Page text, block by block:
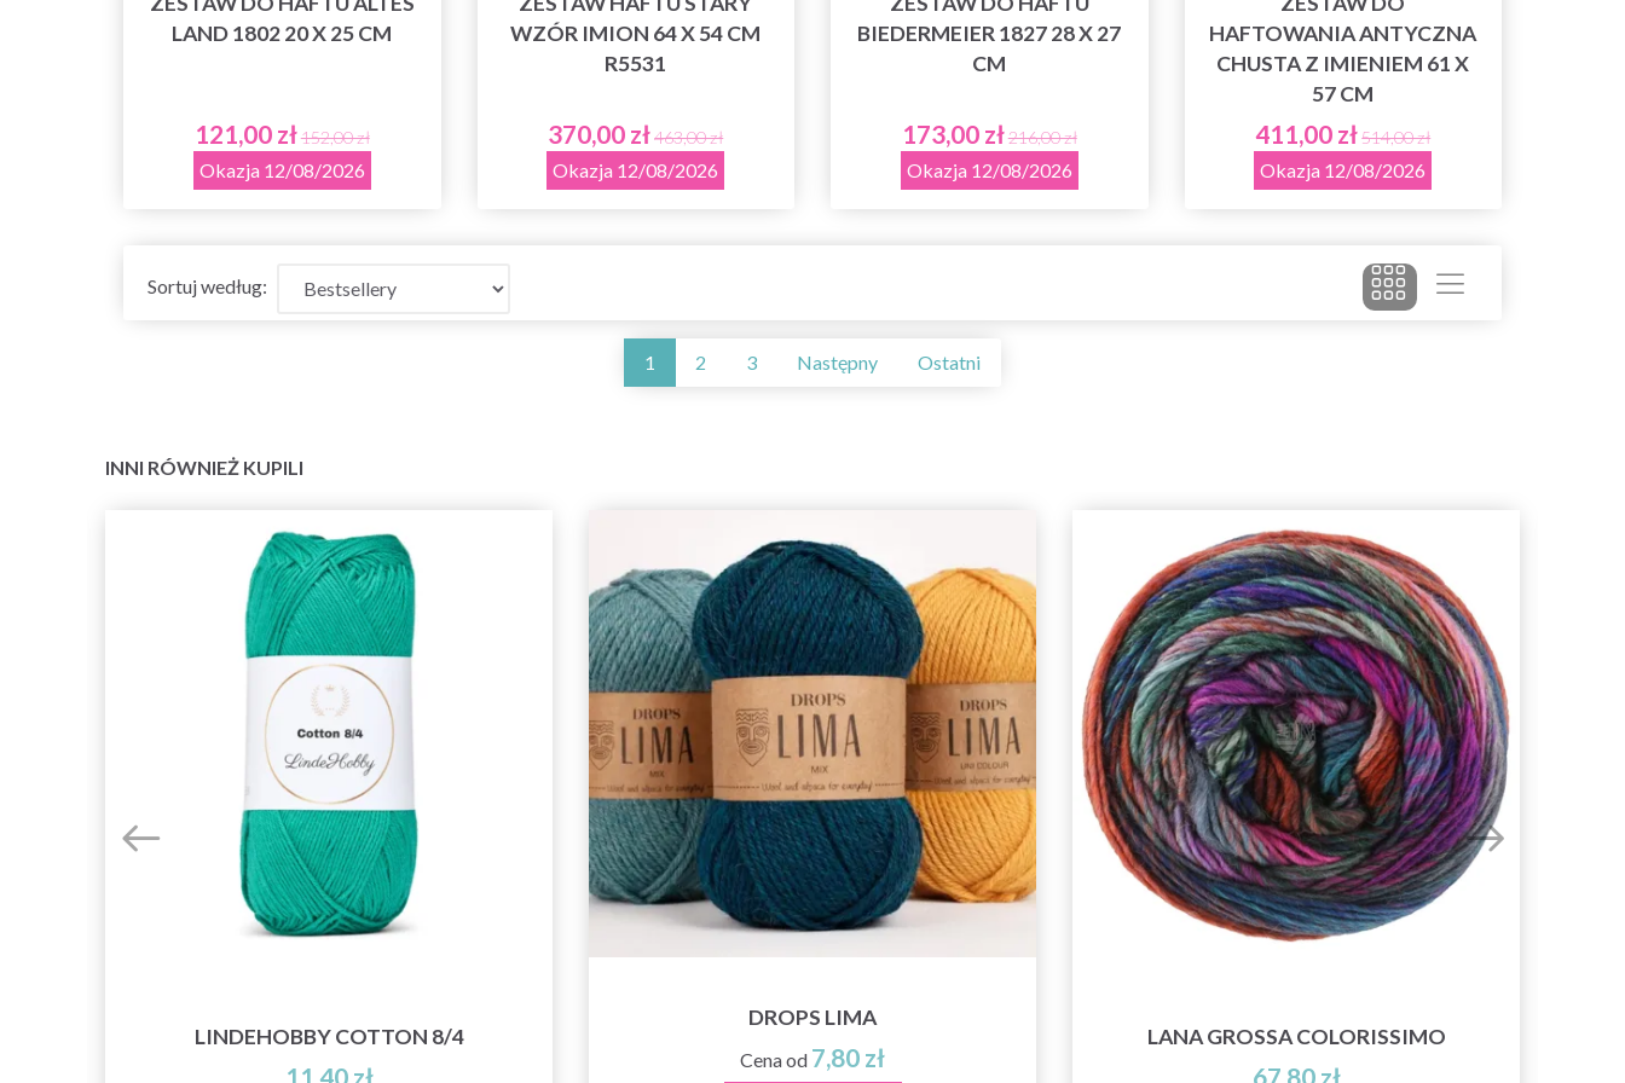
LAND 1802 20 X 25 CM
121,00 zł152,00 zł
Okazja 12/08/2026
WZÓR IMION 64 X 54 CM
R5531
370,00 zł463,00 zł
Okazja 12/08/2026
BIEDERMEIER 1827 28 X 27
CM
173,00 zł216,00 zł
Okazja 12/08/2026
HAFTOWANIA ANTYCZNA
CHUSTA Z IMIENIEM 61 X
57 CM
411,00 zł514,00 zł
Okazja 12/08/2026
Sortuj według:
1 2 3 Następny Ostatni
INNI RÓWNIEŻ KUPILI
LINDEHOBBY COTTON 8/4
11,40 zł
DROPS LIMA
Cena od 7,80 zł
LANA GROSSA COLORISSIMO
67,80 zł